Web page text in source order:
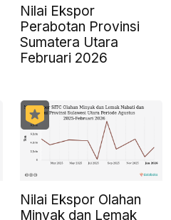
Nilai Ekspor
Perabotan Provinsi
Sumatera Utara
Februari 2026
Nilai Ekspor Olahan
Minyak dan Lemak